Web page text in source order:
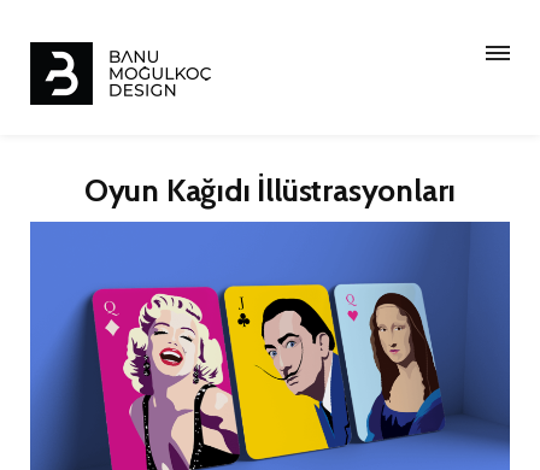
Oyun Kağıdı İllüstrasyonları